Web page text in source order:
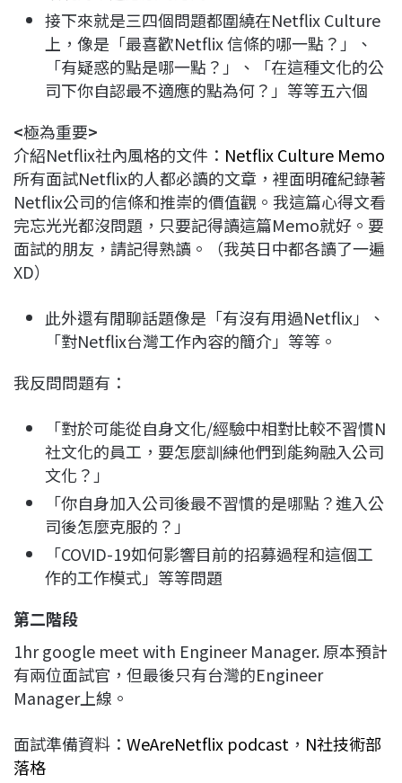
接下來就是三四個問題都圍繞在Netflix Culture
上，像是「最喜歡Netflix 信條的哪一點？」、
「有疑惑的點是哪一點？」、「在這種文化的公
司下你自認最不適應的點為何？」等等五六個
<極為重要>
介紹Netflix社內風格的文件： Netflix Culture Memo
所有面試Netflix的人都必讀的文章，裡面明確紀錄著
Netflix公司的信條和推崇的價值觀。我這篇心得文看
完忘光光都沒問題，只要記得讀這篇Memo就好。要
面試的朋友，請記得熟讀。（我英日中都各讀了一遍
XD）
此外還有閒聊話題像是「有沒有用過Netflix」、
「對Netflix台灣工作內容的簡介」等等。
我反問問題有：
「對於可能從自身文化/經驗中相對比較不習慣N
社文化的員工，要怎麼訓練他們到能夠融入公司
文化？」
「你自身加入公司後最不習慣的是哪點？進入公
司後怎麼克服的？」
「COVID-19如何影響目前的招募過程和這個工
作的工作模式」等等問題
第二階段
1hr google meet with Engineer Manager. 原本預計
有兩位面試官，但最後只有台灣的Engineer
Manager上線。
面試準備資料： WeAreNetflix podcast ， N社技術部
落格